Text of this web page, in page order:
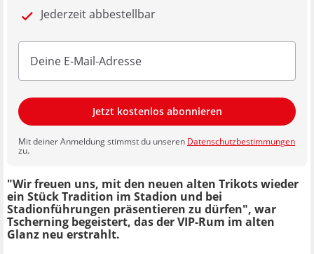
Jederzeit abbestellbar
Jetzt kostenlos abonnieren
Mit deiner Anmeldung stimmst du unseren Datenschutzbestimmungen
zu.
"Wir freuen uns, mit den neuen alten Trikots wieder
ein Stück Tradition im Stadion und bei
Stadionführungen präsentieren zu dürfen", war
Tscherning begeistert, das der VIP-Rum im alten
Glanz neu erstrahlt.